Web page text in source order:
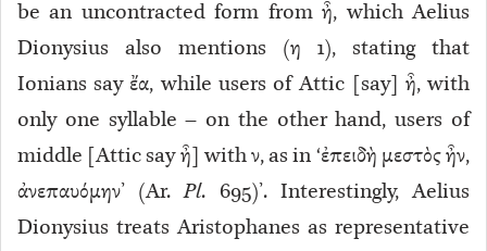
be an uncontracted form from ἦ, which Aelius
Dionysius also mentions (η 1), stating that
Ionians say ἔα, while users of Attic [say] ἦ, with
only one syllable – on the other hand, users of
middle [Attic say ἦ] with ν, as in ‘ἐπειδὴ μεστὸς ἦν,
ἀνεπαυόμην’ (Ar.Pl. 695)’. Interestingly, Aelius
Dionysius treats Aristophanes as representative